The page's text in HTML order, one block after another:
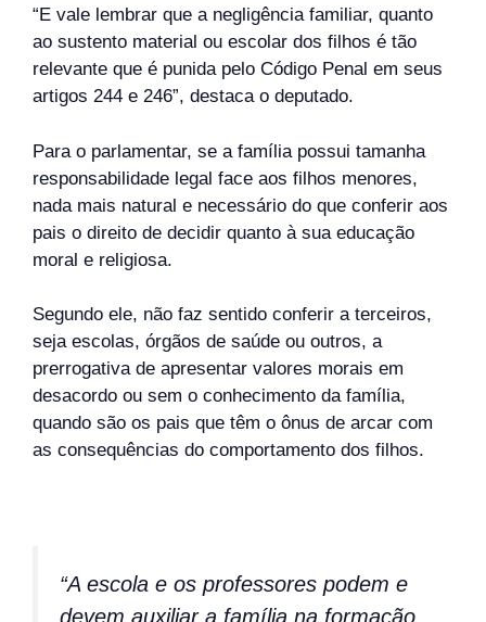
“E vale lembrar que a negligência familiar, quanto
ao sustento material ou escolar dos filhos é tão
relevante que é punida pelo Código Penal em seus
artigos 244 e 246”, destaca o deputado.
Para o parlamentar, se a família possui tamanha
responsabilidade legal face aos filhos menores,
nada mais natural e necessário do que conferir aos
pais o direito de decidir quanto à sua educação
moral e religiosa.
Segundo ele, não faz sentido conferir a terceiros,
seja escolas, órgãos de saúde ou outros, a
prerrogativa de apresentar valores morais em
desacordo ou sem o conhecimento da família,
quando são os pais que têm o ônus de arcar com
as consequências do comportamento dos filhos.
“A escola e os professores podem e
devem auxiliar a família na formação